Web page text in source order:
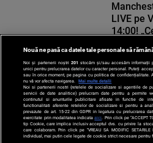
SPORT
LIVE pe
14:00!
Nouă ne pasă ca datele tale personale să
Noi și partenerii noștri 201 stocăm și/sau accesăm informații
unici pentru prelucrarea datelor cu caracter personal. Puteți
sau în orice moment, pe pagina cu politica de confidențialitate.
nu vă vor afecta navigarea.
Mai multe detalii
Noi si partenerii nostri (retelele de socializare si agentiile de
servicii de date analitice) prelucram date pentru a permite
continutul si anunturile publicitare afisate in functie de
functionalitati aferente retelelor de socializare si pentru a
prevazute de art. 15-22 din GDPR in legatura cu prelucrarea
exercitate prin modalitatea indicataaici . Prin click pe “ACCEPT
tip Cookie, care implica inclusiv acceptul dvs. cu privire la
care colaboram. Prin click pe “VREAU SA MODIFIC
individual, mai putin cele legate de cookie strict necesare pentru